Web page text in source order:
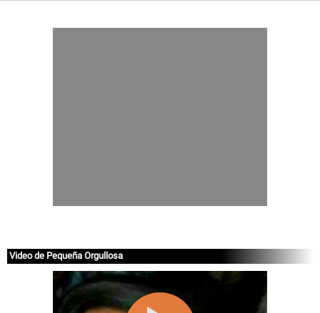
Video de Pequeña Orgullosa